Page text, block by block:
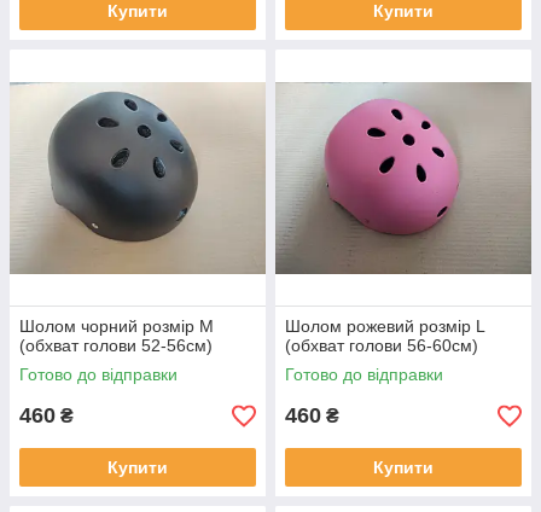
Купити Купити
Шолом чорний розмір М
(обхват голови 52-56см)
Готово до відправки
460 ₴
Купити
Шолом рожевий розмір L
(обхват голови 56-60см)
Готово до відправки
460 ₴
Купити